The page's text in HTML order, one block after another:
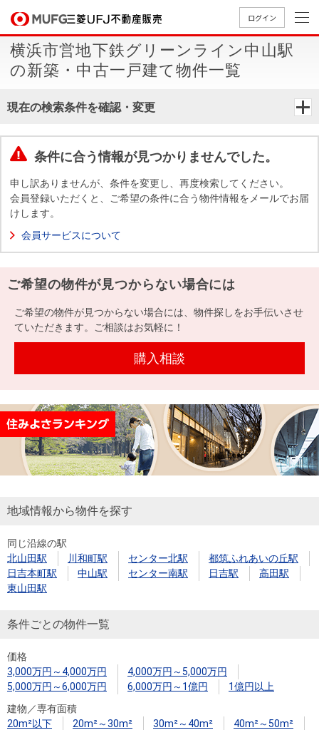
ログイン
買いたいTOP
中古
マン
ンを
探す
築・
一戸
建て
す
用
物
件
を
す
件を
探す
購入向け
サービス
住宅ロー
ンシミュ
住まい1プ
ラス（お
税金の本
（電子ブ
ック）
売りたいTOP
無
料
定
却
談
売却
金額
試算
売却向け
周辺相場
住まい1プ
住まいと
暮らしの
（電子ブ
売却ガイ
ド
店舗案内TOP
店舗のご
案内（首
案内（名
案内（関
会社情報TOP
ごあいさ
つ
要
Way
経営ビジ
ョン
組織図
役員一
沿革
本社地
図
（電子ブ
ック版）
採用情報TOP
新卒採用
情報
採用情報
買いたい
売りたい
店舗案内
会社情報
採用情報
提携企業にお勤めの方
閉じる
横浜市営地下鉄グリーンライン中山駅
の新築・中古一戸建て物件一覧
現在の検索条件を確認・変更
条件に合う情報が見つかりませんでした。
申し訳ありませんが、条件を変更し、再度検索してください。
会員登録いただくと、ご希望の条件に合う物件情報をメールでお届
けします。
会員サービスについて
ご希望の物件が見つからない場合には
ご希望の物件が見つからない場合には、物件探しをお手伝いさせ
ていただきます。ご相談はお気軽に！
購入相談
地域情報から物件を探す
同じ沿線の駅
北山田駅
川和町駅 センター北駅
都筑ふれあいの丘駅
日吉本町駅
中山駅 センター南駅 日吉駅
高田駅
東山田駅
条件ごとの物件一覧
価格
3,000万円～4,000万円
4,000万円～5,000万円
5,000万円～6,000万円
6,000万円～1億円
1億円以上
建物／専有面積
20m²以下
20m²～30m² 30m²～40m²
40m²～50m²